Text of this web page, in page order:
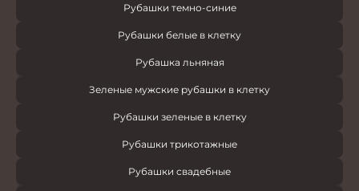
Рубашки темно-синие
Рубашки белые в клетку
Рубашка льняная
Зеленые мужские рубашки в клетку
Рубашки зеленые в клетку
Рубашки трикотажные
Рубашки свадебные